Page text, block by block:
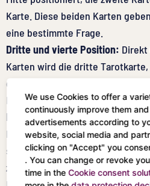
Karte. Diese beiden Karten
eine bestimmte Frage.
Dritte und vierte Position:
Karten wird die dritte
gelegt. Hier erhält die
Hintergrundinformationen zu
Fünfte und sechste Position:
beiden Karten wird die fünfte
sechste Karte rechts davon.
zur jüngsten Vergangenheit
We use Cookies to offer a
continuously improve them
advertisements according to
website, social media and
clicking on "Accept" you
. You can change or revoke
time in theCookie consent